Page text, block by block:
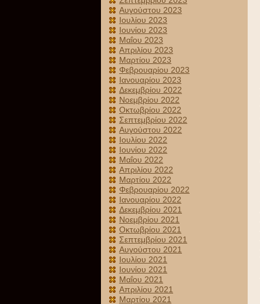
Αυγούστου 2023
Ιουλίου 2023
Ιουνίου 2023
Μαΐου 2023
Απριλίου 2023
Μαρτίου 2023
Φεβρουαρίου 2023
Ιανουαρίου 2023
Δεκεμβρίου 2022
Νοεμβρίου 2022
Οκτωβρίου 2022
Σεπτεμβρίου 2022
Αυγούστου 2022
Ιουλίου 2022
Ιουνίου 2022
Μαΐου 2022
Απριλίου 2022
Μαρτίου 2022
Φεβρουαρίου 2022
Ιανουαρίου 2022
Δεκεμβρίου 2021
Νοεμβρίου 2021
Οκτωβρίου 2021
Σεπτεμβρίου 2021
Αυγούστου 2021
Ιουλίου 2021
Ιουνίου 2021
Μαΐου 2021
Απριλίου 2021
Μαρτίου 2021